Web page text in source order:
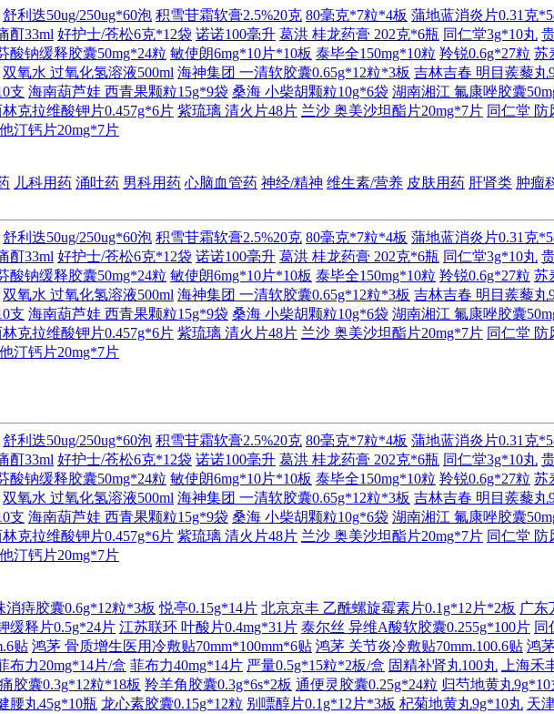
舒利迭50ug/250ug*60泡 积雪苷霜软膏2.5%20克 80毫克*7粒*4板 蒲地蓝消炎片0.31克
酊33ml 好护士/苍松6克*12袋 诺诺100毫升 葛洪 桂龙药膏 202克*6瓶 同仁堂3g*10丸
酸钠缓释胶囊50mg*24粒 敏使朗6mg*10片*10板 泰毕全150mg*10粒 羚锐0.6g*27粒 苏
双氧水 过氧化氢溶液500ml 海神集团 一清软胶囊0.65g*12粒*3板 吉林吉春 明目蒺藜丸
支 海南葫芦娃 西青果颗粒15g*9袋 桑海 小柴胡颗粒10g*6袋 湖南湘江 氟康唑胶囊
克拉维酸钾片0.457g*6片 紫琉璃 清火片48片 兰沙 奥美沙坦酯片20mg*7片 同仁堂 防
汀钙片20mg*7片
儿科用药 涌吐药 男科用药 心脑血管药 神经/精神 维生素/营养 皮肤用药 肝肾类 肿瘤
舒利迭50ug/250ug*60泡 积雪苷霜软膏2.5%20克 80毫克*7粒*4板 蒲地蓝消炎片0.31克
酊33ml 好护士/苍松6克*12袋 诺诺100毫升 葛洪 桂龙药膏 202克*6瓶 同仁堂3g*10丸
酸钠缓释胶囊50mg*24粒 敏使朗6mg*10片*10板 泰毕全150mg*10粒 羚锐0.6g*27粒 苏
双氧水 过氧化氢溶液500ml 海神集团 一清软胶囊0.65g*12粒*3板 吉林吉春 明目蒺藜丸
支 海南葫芦娃 西青果颗粒15g*9袋 桑海 小柴胡颗粒10g*6袋 湖南湘江 氟康唑胶囊
克拉维酸钾片0.457g*6片 紫琉璃 清火片48片 兰沙 奥美沙坦酯片20mg*7片 同仁堂 防
汀钙片20mg*7片
舒利迭50ug/250ug*60泡 积雪苷霜软膏2.5%20克 80毫克*7粒*4板 蒲地蓝消炎片0.31克
酊33ml 好护士/苍松6克*12袋 诺诺100毫升 葛洪 桂龙药膏 202克*6瓶 同仁堂3g*10丸
酸钠缓释胶囊50mg*24粒 敏使朗6mg*10片*10板 泰毕全150mg*10粒 羚锐0.6g*27粒 苏
双氧水 过氧化氢溶液500ml 海神集团 一清软胶囊0.65g*12粒*3板 吉林吉春 明目蒺藜丸
支 海南葫芦娃 西青果颗粒15g*9袋 桑海 小柴胡颗粒10g*6袋 湖南湘江 氟康唑胶囊
克拉维酸钾片0.457g*6片 紫琉璃 清火片48片 兰沙 奥美沙坦酯片20mg*7片 同仁堂 防
汀钙片20mg*7片
消痔胶囊0.6g*12粒*3板 悦亭0.15g*14片 北京京丰 乙酰螺旋霉素片0.1g*12片*2板 广东
缓释片0.5g*24片 江苏联环 叶酸片0.4mg*31片 泰尔丝 异维A酸软胶囊0.255g*100片 同
贴 鸿茅 骨质增生医用冷敷贴70mm*100mm*6贴 鸿茅 关节炎冷敷贴70mm.100.6贴 鸿
布力20mg*14片/盒 菲布力40mg*14片 严量0.5g*15粒*2板/盒 固精补肾丸100丸 上海禾
胶囊0.3g*12粒*18板 羚羊角胶囊0.3g*6s*2板 通便灵胶囊0.25g*24粒 归芍地黄丸9g*10
腰丸45g*10瓶 龙心素胶囊0.15g*12粒 别嘌醇片0.1g*12片*3板 杞菊地黄丸9g*10丸 天